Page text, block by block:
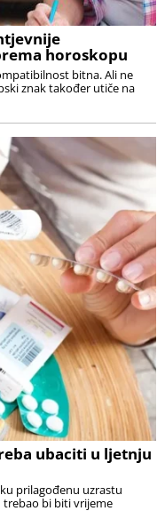
horoskopu
bitna. Ali ne
znak također utiče na
treba ubaciti u ljetnju
prilagođenu uzrastu
bi biti vrijeme